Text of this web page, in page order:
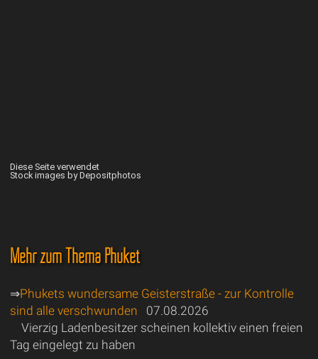
Diese Seite verwendet
Stock images by Depositphotos
Mehr zum Thema Phuket
⇒Phukets wundersame Geisterstraße - zur Kontrolle
sind alle verschwunden 07.08.2026
Vierzig Ladenbesitzer scheinen kollektiv einen freien
Tag eingelegt zu haben